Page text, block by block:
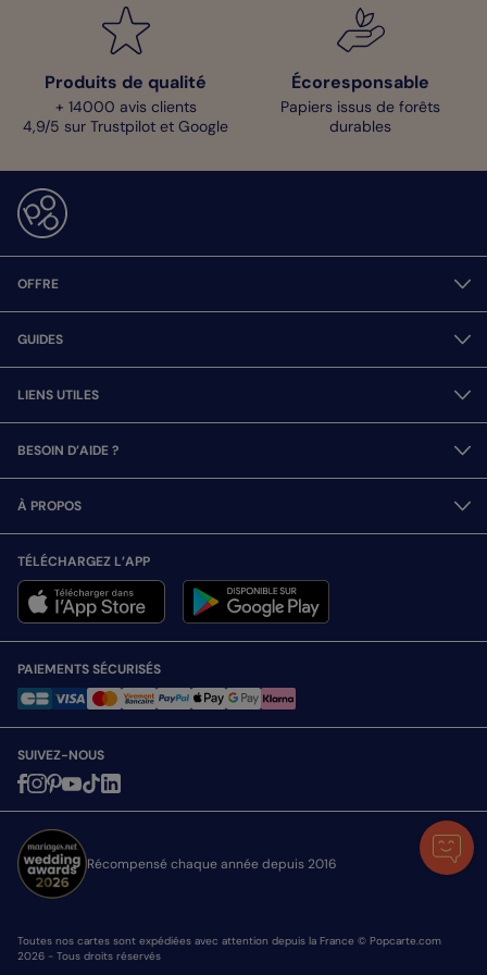
Produits de qualité
+ 14000 avis clients
4,9/5 sur Trustpilot et Google
Écoresponsable
Papiers issus de forêts
durables
OFFRE
GUIDES
LIENS UTILES
BESOIN D’AIDE ?
À PROPOS
TÉLÉCHARGEZ L’APP
PAIEMENTS SÉCURISÉS
SUIVEZ-NOUS
Récompensé chaque année depuis 2016
Toutes nos cartes sont expédiées avec attention depuis la France © Popcarte.com
2026 - Tous droits réservés